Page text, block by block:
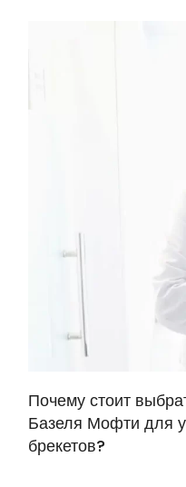
Почему стоит
Базеля Мофти для
брекетов?